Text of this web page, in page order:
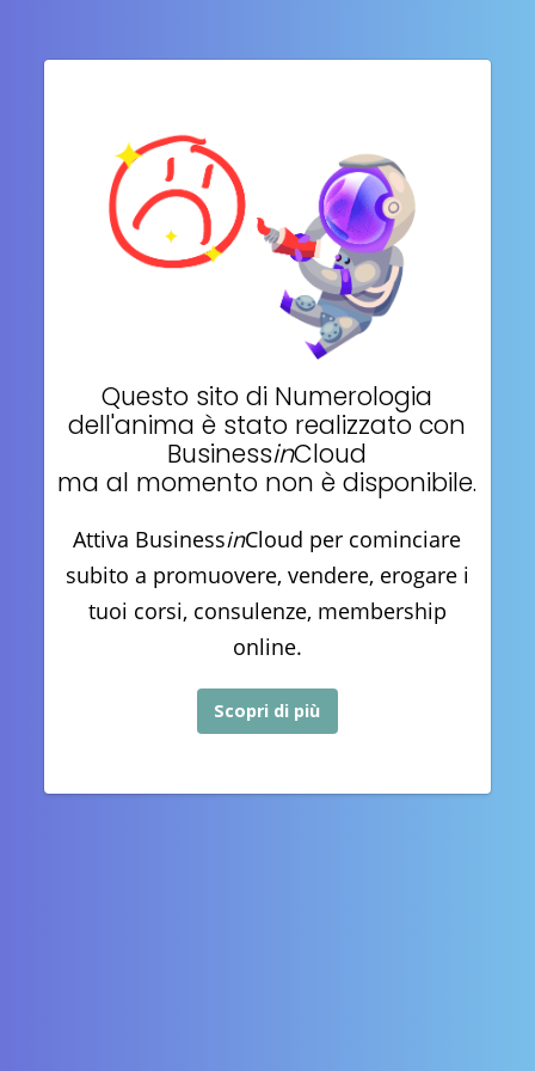
Questo sito di Numerologia
dell'anima è stato realizzato con
BusinessinCloud
ma al momento non è disponibile.
Attiva BusinessinCloud per cominciare
subito a promuovere, vendere, erogare i
tuoi corsi, consulenze, membership
online.
Scopri di più